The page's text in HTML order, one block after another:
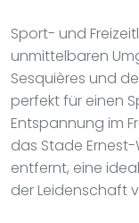
Sport- und
unmittelbaren
Sesquières und
perfekt für einen
Entspannung im
das Stade
entfernt, eine
der Leidenschaft